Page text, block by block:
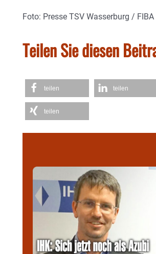
Foto: Presse TSV Wasserburg / FIBA
Teilen Sie diesen
teilen teilen
teilen